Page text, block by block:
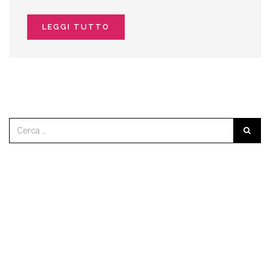
LEGGI TUTTO